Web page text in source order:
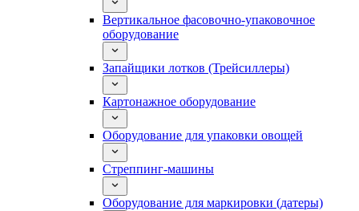
Вертикальное фасовочно-упаковочное
оборудование
Запайщики лотков (Трейсиллеры)
Картонажное оборудование
Оборудование для упаковки овощей
Стреппинг-машины
Оборудование для маркировки (датеры)